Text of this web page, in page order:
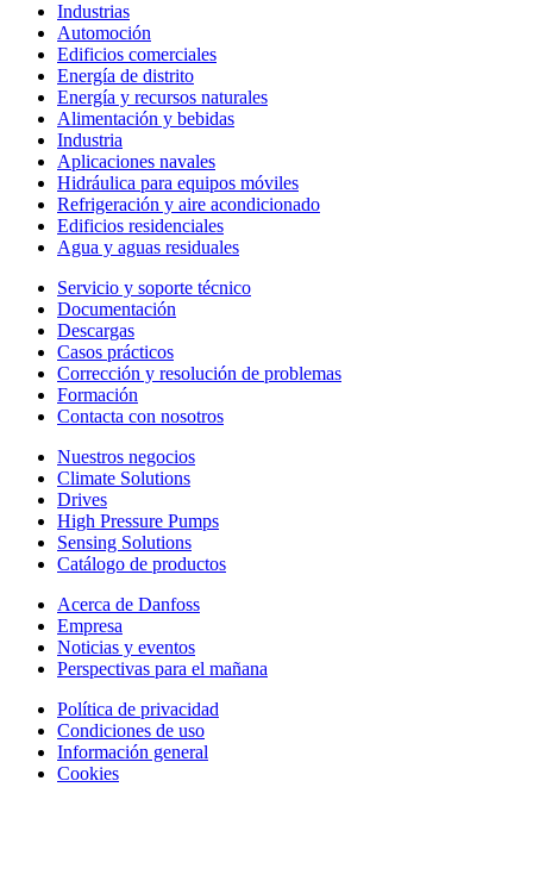
Industrias
Automoción
Edificios comerciales
Energía de distrito
Energía y recursos naturales
Alimentación y bebidas
Industria
Aplicaciones navales
Hidráulica para equipos móviles
Refrigeración y aire acondicionado
Edificios residenciales
Agua y aguas residuales
Servicio y soporte técnico
Documentación
Descargas
Casos prácticos
Corrección y resolución de problemas
Formación
Contacta con nosotros
Nuestros negocios
Climate Solutions
Drives
High Pressure Pumps
Sensing Solutions
Catálogo de productos
Acerca de Danfoss
Empresa
Noticias y eventos
Perspectivas para el mañana
Política de privacidad
Condiciones de uso
Información general
Cookies